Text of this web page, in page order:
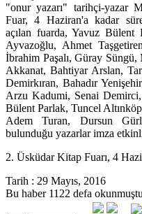
Konuşmaların ardından
"onur yazarı" tarihçi-yazar
Fuar, 4 Haziran'a kadar
açılan fuarda, Yavuz Bülent
Ayvazoğlu, Ahmet
İbrahim Paşalı, Güray
Akkanat, Bahtiyar Arslan,
Demirkıran, Bahadır
Arzu Kadumi, Senai
Bülent Parlak, Tuncel
Adem Turan, Dursun
Tarih : 29 Mayıs, 2016
Bu haber 1122 defa